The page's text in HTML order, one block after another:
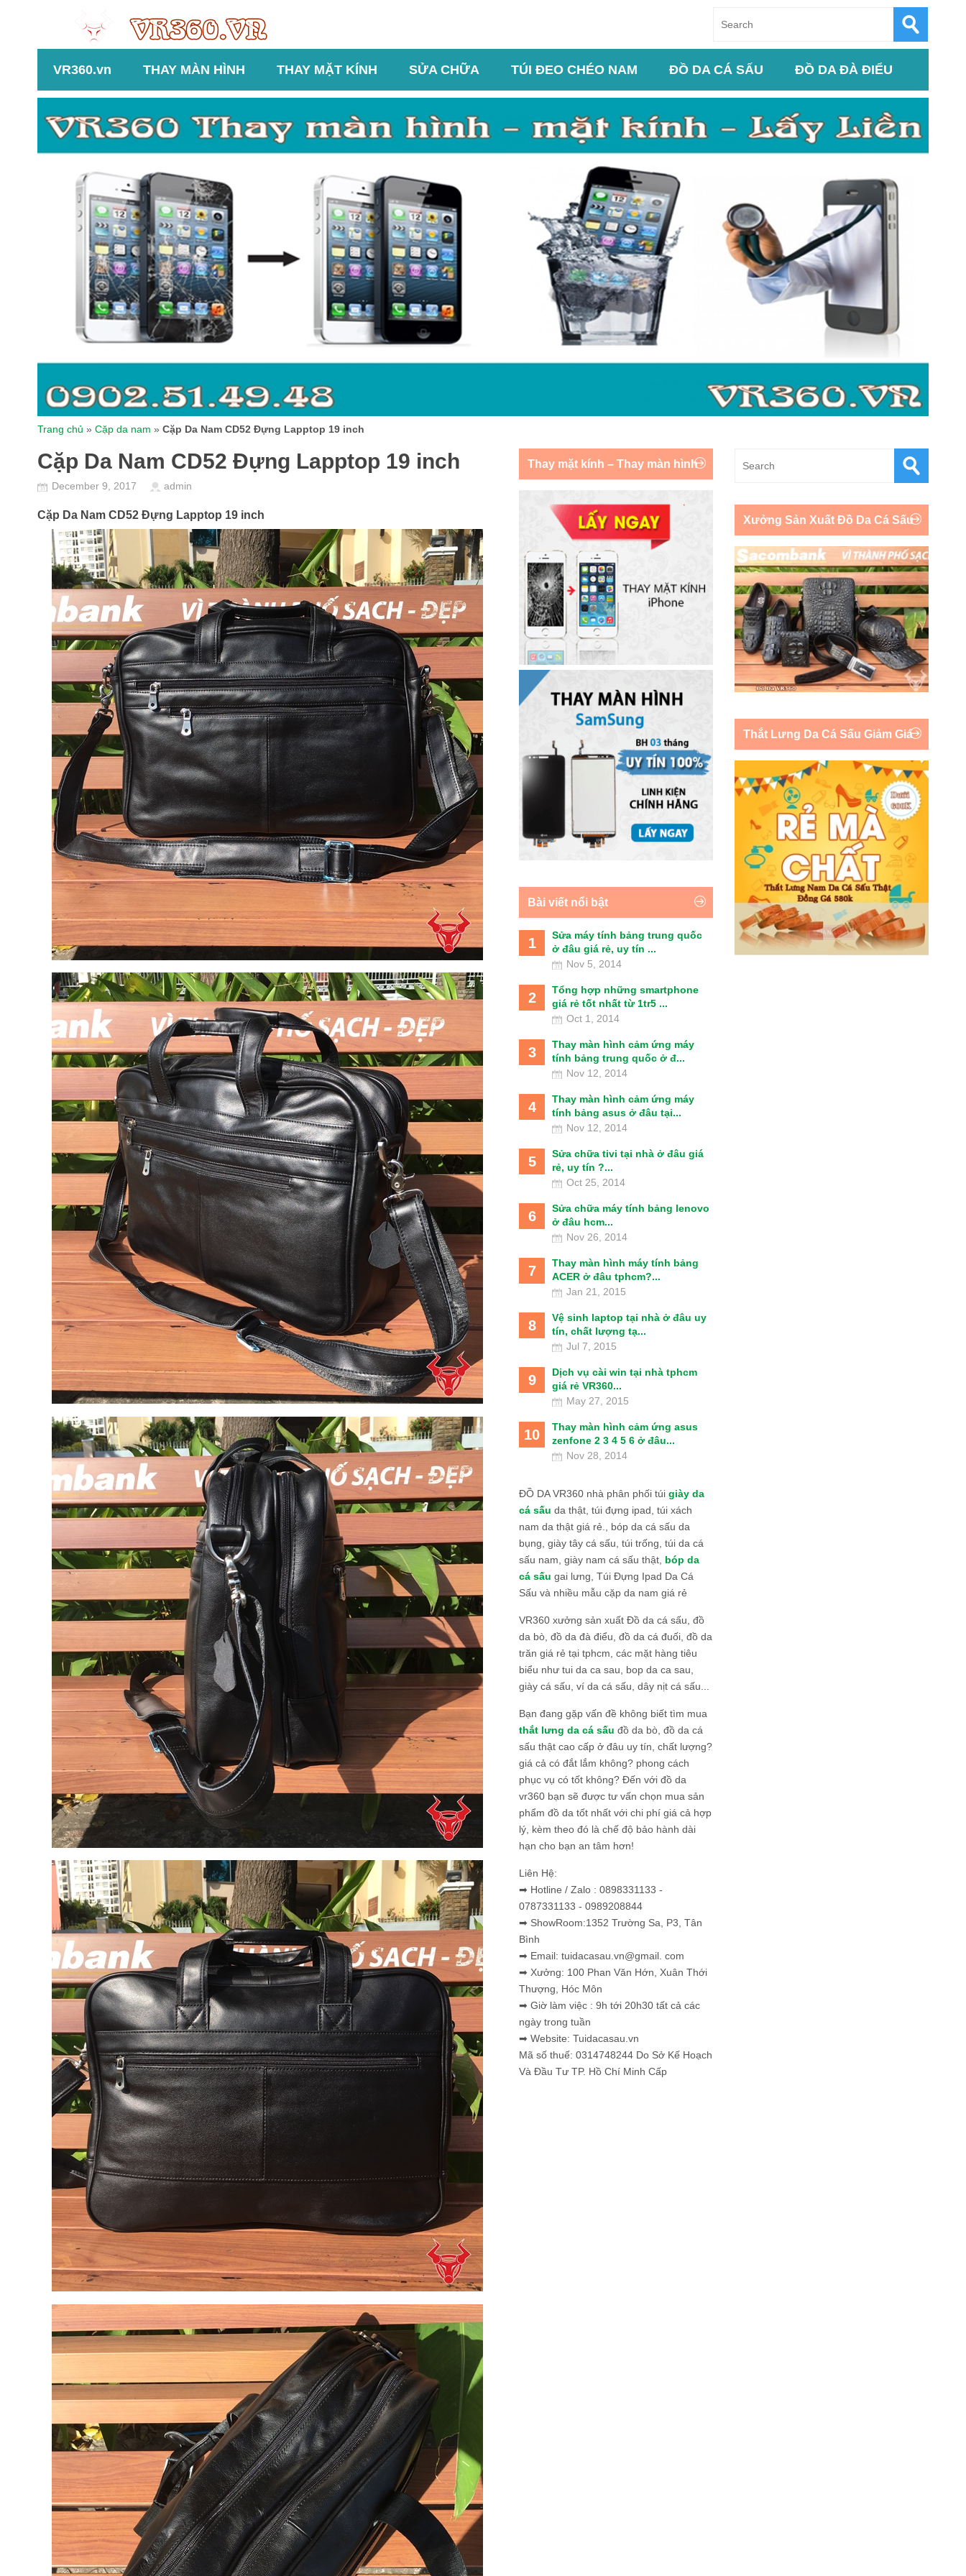
VR360.vn THAY MÀN HÌNH THAY MẶT KÍNH SỬA CHỮA TÚI ĐEO CHÉO NAM ĐỒ DA CÁ SẤU ĐỒ DA ĐÀ ĐIỂU
Trang chủ » Cặp da nam » Cặp Da Nam CD52 Đựng Lapptop 19 inch
Cặp Da Nam CD52 Đựng Lapptop 19 inch
December 9, 2017 admin
Cặp Da Nam CD52 Đựng Lapptop 19 inch
Thay mặt kính – Thay màn hình
Bài viết nổi bật
1
Sửa máy tính bảng trung quốc
ở đâu giá rẻ, uy tín ...
Nov 5, 2014
2
Tổng hợp những smartphone
giá rẻ tốt nhất từ 1tr5 ...
Oct 1, 2014
3
Thay màn hình cảm ứng máy
tính bảng trung quốc ở đ...
Nov 12, 2014
4
Thay màn hình cảm ứng máy
tính bảng asus ở đâu tại...
Nov 12, 2014
5
Sửa chữa tivi tại nhà ở đâu giá
rẻ, uy tín ?...
Oct 25, 2014
6
Sửa chữa máy tính bảng lenovo
ở đâu hcm...
Nov 26, 2014
7
Thay màn hình máy tính bảng
ACER ở đâu tphcm?...
Jan 21, 2015
8
Vệ sinh laptop tại nhà ở đâu uy
tín, chất lượng tạ...
Jul 7, 2015
9
Dịch vụ cài win tại nhà tphcm
giá rẻ VR360...
May 27, 2015
10
Thay màn hình cảm ứng asus
zenfone 2 3 4 5 6 ở đâu...
Nov 28, 2014
ĐỒ DA VR360 nhà phân phối túi giày da
cá sấu da thật, túi đựng ipad, túi xách
nam da thật giá rẻ., bóp da cá sấu da
bụng, giày tây cá sấu, túi trống, túi da cá
sấu nam, giày nam cá sấu thật, bóp da
cá sấu gai lưng, Túi Đựng Ipad Da Cá
Sấu và nhiều mẫu cặp da nam giá rẻ
VR360 xưởng sản xuất Đồ da cá sấu, đồ
da bò, đồ da đà điểu, đồ da cá đuối, đồ da
trăn giá rẻ tại tphcm, các mặt hàng tiêu
biểu như tui da ca sau, bop da ca sau,
giày cá sấu, ví da cá sấu, dây nịt cá sấu...
Bạn đang gặp vấn đề không biết tìm mua
thắt lưng da cá sấu đồ da bò, đồ da cá
sấu thật cao cấp ở đâu uy tín, chất lượng?
giá cả có đắt lắm không? phong cách
phục vụ có tốt không? Đến với đồ da
vr360 bạn sẽ được tư vấn chọn mua sản
phẩm đồ da tốt nhất với chi phí giá cả hợp
lý, kèm theo đó là chế độ bảo hành dài
hạn cho bạn an tâm hơn!
Liên Hệ:
➡ Hotline / Zalo : 0898331133 -
0787331133 - 0989208844
➡ ShowRoom:1352 Trường Sa, P3, Tân
Bình
➡ Email: tuidacasau.vn@gmail. com
➡ Xưởng: 100 Phan Văn Hớn, Xuân Thới
Thượng, Hóc Môn
➡ Giờ làm việc : 9h tới 20h30 tất cả các
ngày trong tuần
➡ Website: Tuidacasau.vn
Mã số thuế: 0314748244 Do Sở Kế Hoạch
Và Đầu Tư TP. Hồ Chí Minh Cấp
Xưởng Sản Xuất Đồ Da Cá Sấu
Thắt Lưng Da Cá Sấu Giảm Giá